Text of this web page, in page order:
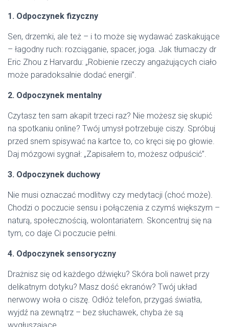
1. Odpoczynek fizyczny
Sen, drzemki, ale też – i to może się wydawać zaskakujące
– łagodny ruch: rozciąganie, spacer, joga. Jak tłumaczy dr
Eric Zhou z Harvardu: „Robienie rzeczy angażujących ciało
może paradoksalnie dodać energii”.
2. Odpoczynek mentalny
Czytasz ten sam akapit trzeci raz? Nie możesz się skupić
na spotkaniu online? Twój umysł potrzebuje ciszy. Spróbuj
przed snem spisywać na kartce to, co kręci się po głowie.
Daj mózgowi sygnał: „Zapisałem to, możesz odpuścić”.
3. Odpoczynek duchowy
Nie musi oznaczać modlitwy czy medytacji (choć może).
Chodzi o poczucie sensu i połączenia z czymś większym –
naturą, społecznością, wolontariatem. Skoncentruj się na
tym, co daje Ci poczucie pełni.
4. Odpoczynek sensoryczny
Drażnisz się od każdego dźwięku? Skóra boli nawet przy
delikatnym dotyku? Masz dość ekranów? Twój układ
nerwowy woła o ciszę. Odłóż telefon, przygaś światła,
wyjdź na zewnątrz – bez słuchawek, chyba że są